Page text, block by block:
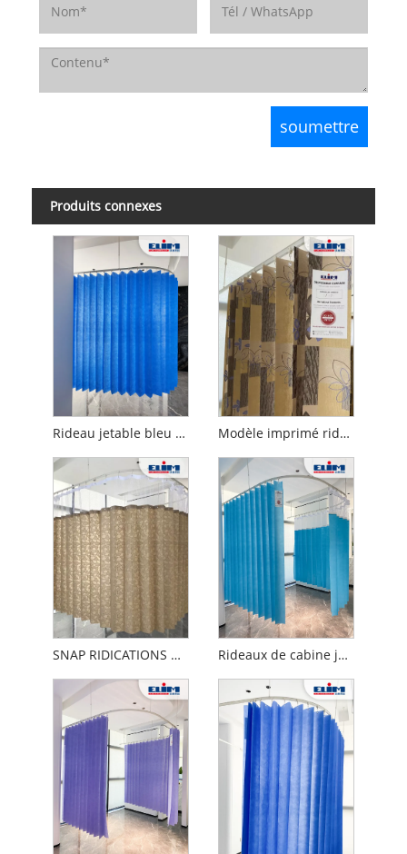
Produits connexes
Rideau jetable bleu médical standard Modèle imprimé rideau jetable ignifuge de la flamme
SNAP RIDICATIONS DE PRINCACY DIREPLÉS Rideaux de cabine jetables antimicrobiens